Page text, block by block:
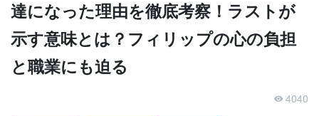
達になった理由を徹底考察！ラストが
示す意味とは？フィリップの心の負担
と職業にも迫る
4040